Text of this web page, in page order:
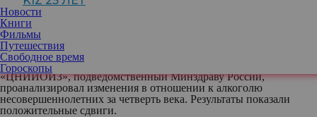
Новости
Книги
Фильмы
Путешествия
Свободное время
Гороскопы
Центр мониторинга вредных привычек при ФГБУ
«ЦНИИОИЗ», подведомственный Минздраву России,
проанализировал изменения в отношении к алкоголю
несовершеннолетних за четверть века. Результаты показали
положительные сдвиги.